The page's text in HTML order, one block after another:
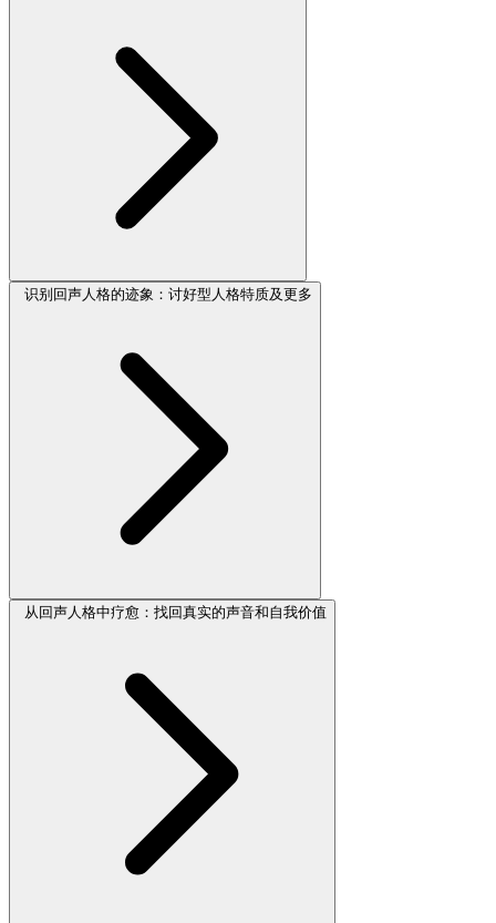
识别回声人格的迹象：讨好型人格特质及更多
从回声人格中疗愈：找回真实的声音和自我价值